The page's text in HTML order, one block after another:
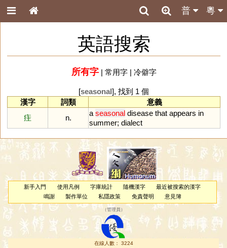
粵
普
英語搜索
所有字| 常用字| 冷僻字
[seasonal], 找到 1 個
漢字
詞類
意義
疰
n.
a seasonal disease that appears in
summer; dialect
新手入門 使用凡例 字庫統計 隨機漢字
最近被搜索的漢字
鳴謝
製作單位 私隱政策 免責聲明 意見簿
（管理員 ）
在線人數： 3224